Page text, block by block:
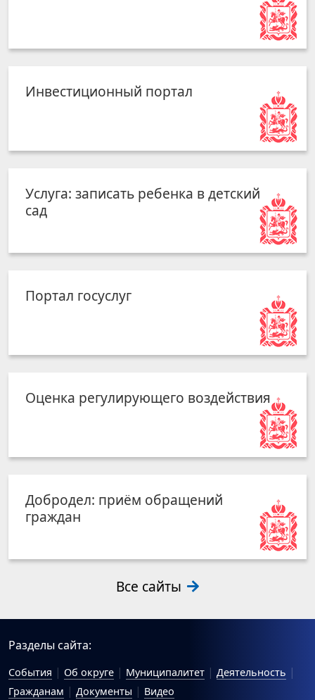
Инвестиционный портал
Услуга: записать ребенка в детский
сад
Портал госуслуг
Оценка регулирующего воздействия
Добродел: приём обращений
граждан
Все сайты
Разделы сайта:
События Об округе Муниципалитет
Деятельность
Гражданам
Документы Видео